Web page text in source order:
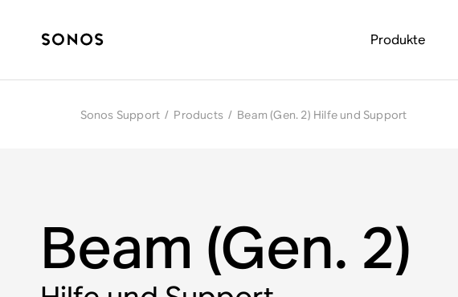
Produkte
Sonos Support / Products / Beam (Gen. 2) Hilfe und Support
Beam (Gen. 2)